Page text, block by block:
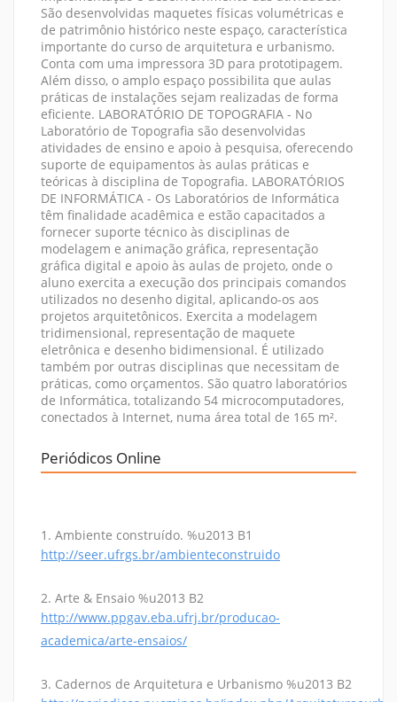
São desenvolvidas maquetes físicas volumétricas e
de patrimônio histórico neste espaço, característica
importante do curso de arquitetura e urbanismo.
Conta com uma impressora 3D para prototipagem.
Além disso, o amplo espaço possibilita que aulas
práticas de instalações sejam realizadas de forma
eficiente. LABORATÓRIO DE TOPOGRAFIA - No
Laboratório de Topografia são desenvolvidas
atividades de ensino e apoio à pesquisa, oferecendo
suporte de equipamentos às aulas práticas e
teóricas à disciplina de Topografia. LABORATÓRIOS
DE INFORMÁTICA - Os Laboratórios de Informática
têm finalidade acadêmica e estão capacitados a
fornecer suporte técnico às disciplinas de
modelagem e animação gráfica, representação
gráfica digital e apoio às aulas de projeto, onde o
aluno exercita a execução dos principais comandos
utilizados no desenho digital, aplicando-os aos
projetos arquitetônicos. Exercita a modelagem
tridimensional, representação de maquete
eletrônica e desenho bidimensional. É utilizado
também por outras disciplinas que necessitam de
práticas, como orçamentos. São quatro laboratórios
de Informática, totalizando 54 microcomputadores,
conectados à Internet, numa área total de 165 m².
Periódicos Online
1. Ambiente construído. %u2013 B1
http://seer.ufrgs.br/ambienteconstruido
2. Arte & Ensaio %u2013 B2
http://www.ppgav.eba.ufrj.br/producao-
academica/arte-ensaios/
3. Cadernos de Arquitetura e Urbanismo %u2013 B2